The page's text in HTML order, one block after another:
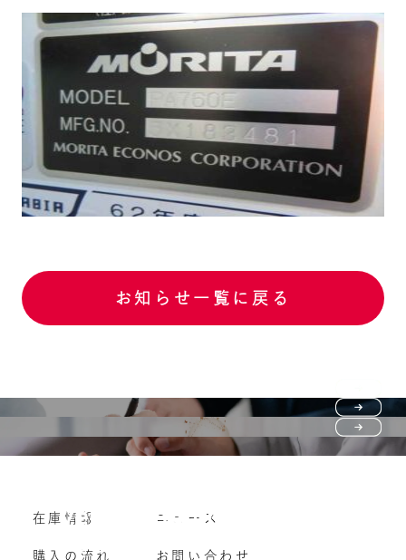
お知らせ一覧に戻る
購入の流れ
よくいただくご質問
Vehicle purchase
車両買い取り
在庫情報
購入の流れ
ニュース
お問い合わせ